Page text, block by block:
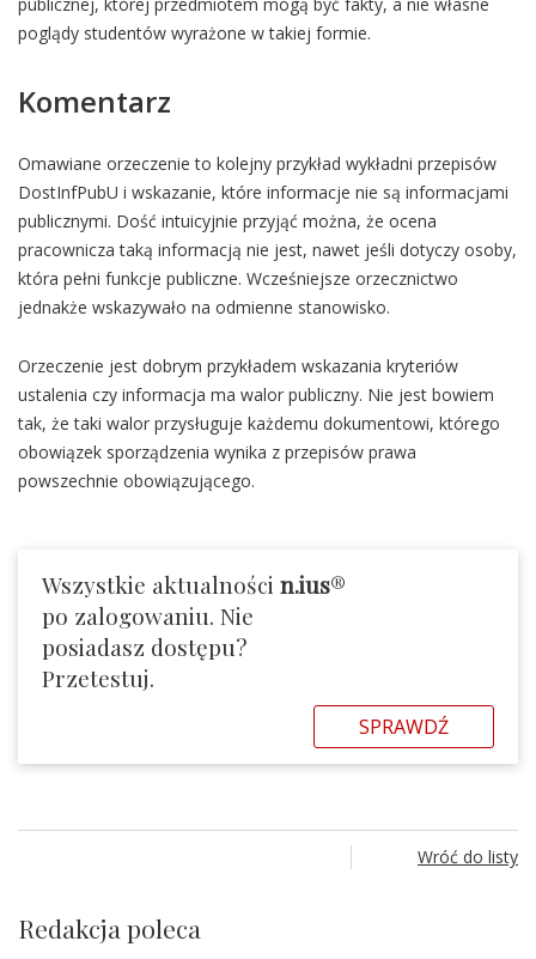
poglądy studentów wyrażone w takiej formie.
Komentarz
Omawiane orzeczenie to kolejny przykład wykładni przepisów
DostInfPubU i wskazanie, które informacje nie są informacjami
publicznymi. Dość intuicyjnie przyjąć można, że ocena
pracownicza taką informacją nie jest, nawet jeśli dotyczy osoby,
która pełni funkcje publiczne. Wcześniejsze orzecznictwo
jednakże wskazywało na odmienne stanowisko.
Orzeczenie jest dobrym przykładem wskazania kryteriów
ustalenia czy informacja ma walor publiczny. Nie jest bowiem
tak, że taki walor przysługuje każdemu dokumentowi, którego
obowiązek sporządzenia wynika z przepisów prawa
powszechnie obowiązującego.
Wszystkie aktualności n.ius®
po zalogowaniu. Nie
posiadasz dostępu?
Przetestuj.
SPRAWDŹ
Wróć do listy
Redakcja poleca